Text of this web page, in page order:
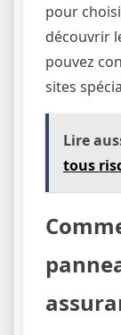
pour
découvrir
pouvez
sites
Lire
tous